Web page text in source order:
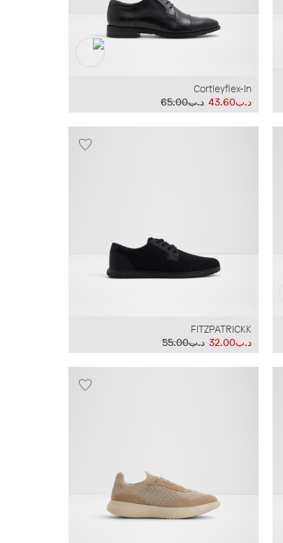
Cortleyflex-In
د.ب65.00
د.ب43.60
FITZPATRICKK
د.ب55.00
د.ب32.00